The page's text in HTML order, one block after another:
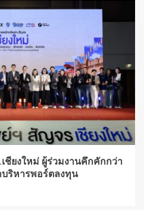
ชียงใหม่ ผู้ร่วมงานคึกคักกว่า
บริหารพอร์ตลงทุน